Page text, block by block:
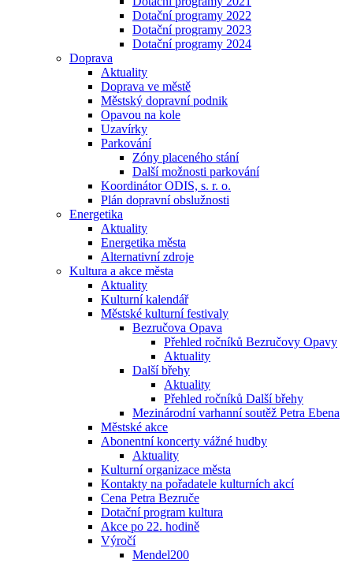
Dotační programy 2022
Dotační programy 2023
Dotační programy 2024
Doprava
Aktuality
Doprava ve městě
Městský dopravní podnik
Opavou na kole
Uzavírky
Parkování
Zóny placeného stání
Další možnosti parkování
Koordinátor ODIS, s. r. o.
Plán dopravní obslužnosti
Energetika
Aktuality
Energetika města
Alternativní zdroje
Kultura a akce města
Aktuality
Kulturní kalendář
Městské kulturní festivaly
Bezručova Opava
Přehled ročníků Bezručovy Opavy
Aktuality
Další břehy
Aktuality
Přehled ročníků Další břehy
Mezinárodní varhanní soutěž Petra Ebena
Městské akce
Abonentní koncerty vážné hudby
Aktuality
Kulturní organizace města
Kontakty na pořadatele kulturních akcí
Cena Petra Bezruče
Dotační program kultura
Akce po 22. hodině
Výročí
Mendel200